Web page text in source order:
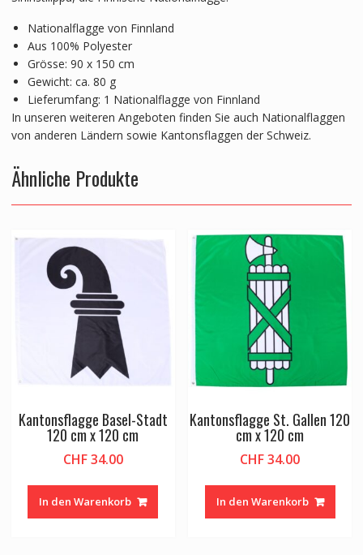
Nationalflagge von Finnland
Aus 100% Polyester
Grösse: 90 x 150 cm
Gewicht: ca. 80 g
Lieferumfang: 1 Nationalflagge von Finnland
In unseren weiteren Angeboten finden Sie auch Nationalflaggen
von anderen Ländern sowie Kantonsflaggen der Schweiz.
Ähnliche Produkte
Kantonsflagge Basel-Stadt
120 cm x 120 cm
CHF34.00
In den Warenkorb
Kantonsflagge St. Gallen 120
cm x 120 cm
CHF34.00
In den Warenkorb